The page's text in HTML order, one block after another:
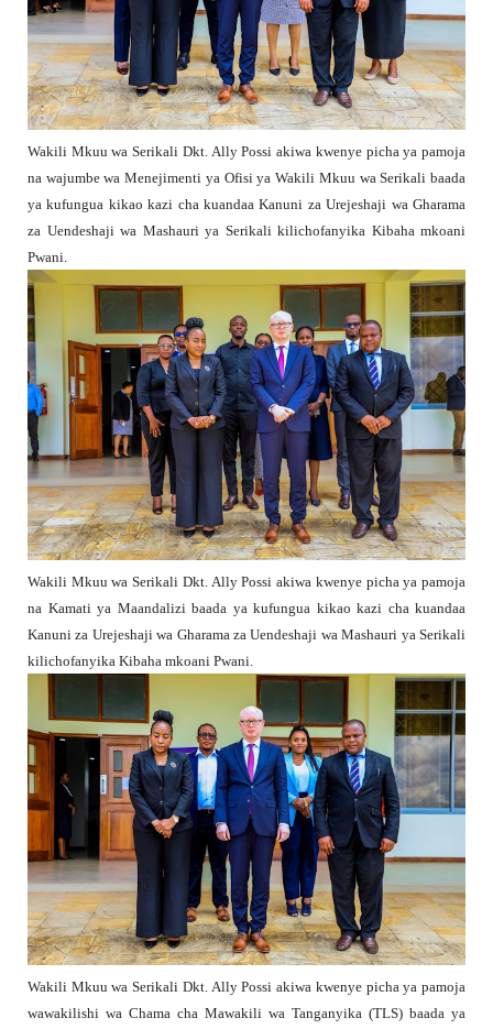
Wakili Mkuu wa Serikali Dkt. Ally Possi akiwa kwenye picha ya pamoja
na wajumbe wa Menejimenti ya Ofisi ya Wakili Mkuu wa Serikali baada
ya kufungua kikao kazi cha kuandaa Kanuni za Urejeshaji wa Gharama
za Uendeshaji wa Mashauri ya Serikali kilichofanyika Kibaha mkoani
Pwani.
Wakili Mkuu wa Serikali Dkt. Ally Possi akiwa kwenye picha ya pamoja
na Kamati ya Maandalizi baada ya kufungua kikao kazi cha kuandaa
Kanuni za Urejeshaji wa Gharama za Uendeshaji wa Mashauri ya Serikali
kilichofanyika Kibaha mkoani Pwani.
Wakili Mkuu wa Serikali Dkt. Ally Possi akiwa kwenye picha ya pamoja
wawakilishi wa Chama cha Mawakili wa Tanganyika (TLS) baada ya